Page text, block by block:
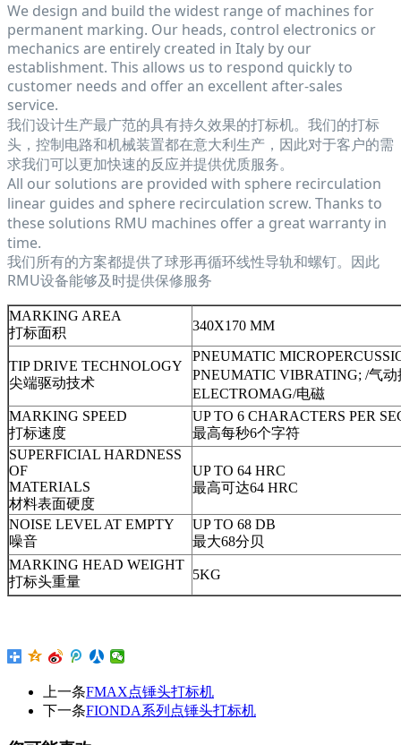
We design and build the widest range of machines for
permanent marking. Our heads, control electronics or
mechanics are entirely created in Italy by our
establishment. This allows us to respond quickly to
customer needs and offer an excellent after-sales
service.
我们设计生产最广范的具有持久效果的打标机。我们的打标
头，控制电路和机械装置都在意大利生产，因此对于客户的需
求我们可以更加快速的反应并提供优质服务。
All our solutions are provided with sphere recirculation
linear guides and sphere recirculation screw. Thanks to
these solutions RMU machines offer a great warranty in
time.
我们所有的方案都提供了球形再循环线性导轨和螺钉。因此
RMU设备能够及时提供保修服务
MARKING AREA
打标面积
340X170 MM
TIP DRIVE TECHNOLOGY
尖端驱动技术
PNEUMATIC
PNEUMATIC VIBRATING; /气动
ELECTROMAG/电磁
MARKING SPEED
打标速度
UP TO 6 CHARACTERS PER
最高每秒6个字符
SUPERFICIAL HARDNESS
OF
MATERIALS
材料表面硬度
UP TO 64 HRC
最高可达64 HRC
NOISE LEVEL AT EMPTY
噪音
UP TO 68 DB
最大68分贝
MARKING HEAD WEIGHT
打标头重量
5KG
上一条FMAX点锤头打标机
下一条FIONDA系列点锤头打标机